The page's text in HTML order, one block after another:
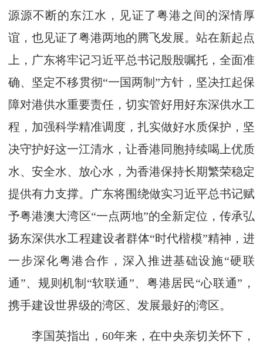
源源不断的东江水，见证了粤港之间的深情厚
谊，也见证了粤港两地的腾飞发展。站在新起点
上，广东将牢记习近平总书记殷殷嘱托，全面准
确、坚定不移贯彻“一国两制”方针，坚决扛起保
障对港供水重要责任，切实管好用好东深供水工
程，加强科学精准调度，扎实做好水质保护，坚
决守护好这一江清水，让香港同胞持续喝上优质
水、安全水、放心水，为香港保持长期繁荣稳定
提供有力支撑。广东将围绕做实习近平总书记赋
予粤港澳大湾区“一点两地”的全新定位，传承弘
扬东深供水工程建设者群体“时代楷模”精神，进
一步深化粤港合作，深入推进基础设施“硬联
通”、规则机制“软联通”、粤港居民“心联通”，
携手建设世界级的湾区、发展最好的湾区。
李国英指出，60年来，在中央亲切关怀下，